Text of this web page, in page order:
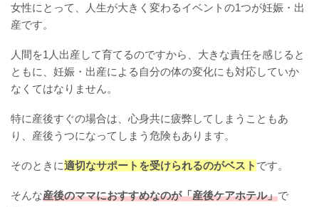
女性にとって、人生が大きく変わるイベントの1つが妊娠・出
産です。
人間を1人出産して育てるのですから、大きな責任を感じると
ともに、妊娠・出産による自分の体の変化にも対応していか
なくてはなりません。
特に産後すぐの場合は、心身共に疲弊してしまうこともあ
り、産後うつになってしまう危険もあります。
そのときに適切なサポートを受けられるのがベスト です。
そんな産後のママにおすすめなのが「産後ケアホテル」で